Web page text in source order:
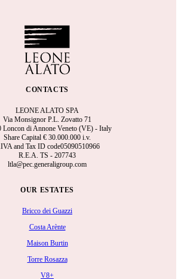
CONTACTS
LEONE ALATO SPA
Via Monsignor P.L. Zovatto 71
Loncon di Annone Veneto (VE) - Italy
Share Capital € 30.000.000 i.v.
and Tax ID code05090510966
R.E.A. TS - 207743
ltla@pec.generaligroup.com
OUR ESTATES
Bricco dei Guazzi
Costa Arènte
Maison Burtin
Torre Rosazza
V8+